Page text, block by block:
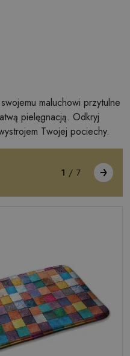
maluchowi przytulne
pielęgnacją. Odkryj
Twojej pociechy.
1 / 7